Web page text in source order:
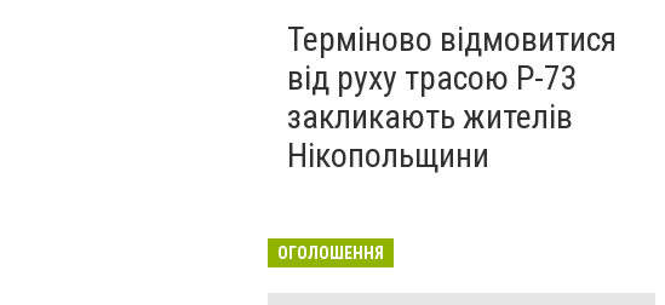
Терміново відмовитися
від руху трасою Р-73
закликають жителів
Нікопольщини
ОГОЛОШЕННЯ